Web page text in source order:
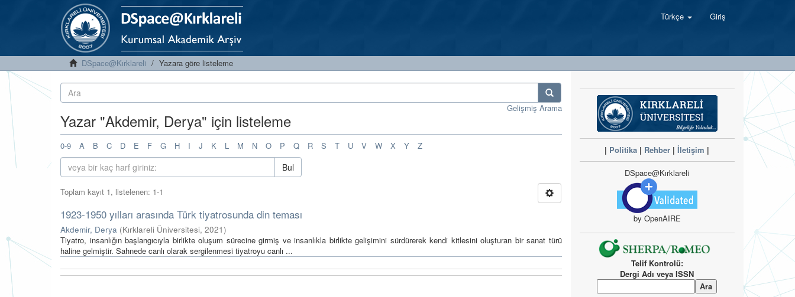
Türkçe Giriş
DSpace@Kırklareli Yazara göre listeleme
Gelişmiş Arama
Yazar "Akdemir, Derya" için listeleme
0-9 A B C D E F G H I J K L M N O P Q R S T U V W X Y Z
Bul
Toplam kayıt 1, listelenen: 1-1
1923-1950 yılları arasında Türk tiyatrosunda din teması
Akdemir, Derya (Kırklareli Üniversitesi, 2021)
Tiyatro, insanlığın başlangıcıyla birlikte oluşum sürecine girmiş ve insanlıkla birlikte gelişimini sürdürerek kendi kitlesini oluşturan bir sanat türü
haline gelmiştir. Sahnede canlı olarak sergilenmesi tiyatroyu canlı ...
| Politika | Rehber |İletişim |
DSpace@Kırklareli
by OpenAIRE
Telif Kontrolü:
Dergi Adı veya ISSN